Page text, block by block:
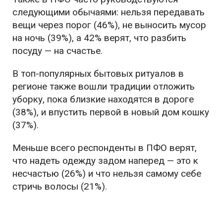
следующими обычаями: нельзя передавать
вещи через порог (46%), не выносить мусор
на ночь (39%), а 42% верят, что разбить
посуду — на счастье.
В топ-популярных бытовых ритуалов в
регионе также вошли традиции отложить
уборку, пока близкие находятся в дороге
(38%), и впустить первой в новый дом кошку
(37%).
Меньше всего респонденты в ПФО верят,
что надеть одежду задом наперед — это к
несчастью (26%) и что нельзя самому себе
стричь волосы (21%).